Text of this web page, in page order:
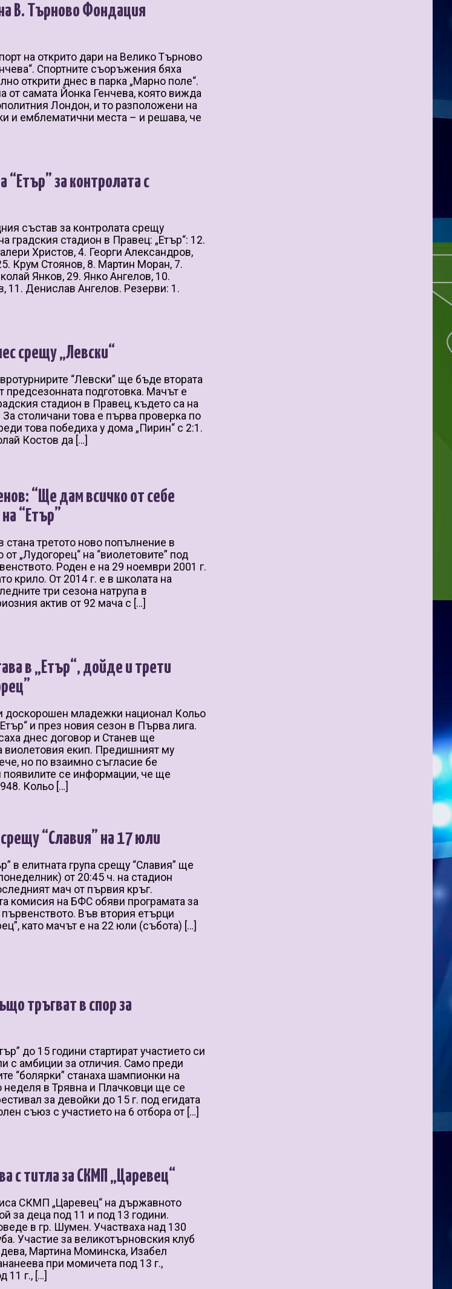
В. Търново Фондация
на открито дари на Велико Търново
Спортните съоръжения бяха
открити днес в парка „Марно поле“.
от самата Йонка Генчева, която вижда
Лондон, и то разположени на
и емблематични места – и решава, че
“Етър” за контролата с
състав за контролата срещу
градския стадион в Правец: „Етър“: 12.
Христов, 4. Георги Александров,
Крум Стоянов, 8. Мартин Моран, 7.
Янков, 29. Янко Ангелов, 10.
11. Денислав Ангелов. Резерви: 1.
срещу „Левски“
“Левски” ще бъде втората
предсезонната подготовка. Мачът е
стадион в Правец, където са на
За столичани това е първа проверка по
това победиха у дома „Пирин“ с 2:1.
Костов да […]
“Ще дам всичко от себе
“Етър”
третото ново попълнение в
от „Лудогорец“ на “виолетовите” под
Роден е на 29 ноември 2001 г.
крило. От 2014 г. е в школата на
три сезона натрупа в
актив от 92 мача с […]
в „Етър“, дойде и трети
доскорошен младежки национал Кольо
и през новия сезон в Първа лига.
днес договор и Станев ще
виолетовия екип. Предишният му
но по взаимно съгласие бе
се информации, че ще
Кольо […]
“Славия” на 17 юли
в елитната група срещу “Славия” ще
от 20:45 ч. на стадион
мач от първия кръг.
комисия на БФС обяви програмата за
Във втория етърци
като мачът е на 22 юли (събота) […]
тръгват в спор за
до 15 години стартират участието си
с амбиции за отличия. Само преди
“болярки” станаха шампионки на
неделя в Трявна и Плачковци ще се
за девойки до 15 г. под егидата
съюз с участието на 6 отбора от […]
с титла за СКМП „Царевец“
СКМП „Царевец“ на държавното
за деца под 11 и под 13 години.
в гр. Шумен. Участваха над 130
Участие за великотърновския клуб
Мартина Моминска, Изабел
при момичета под 13 г.,
11 г., […]